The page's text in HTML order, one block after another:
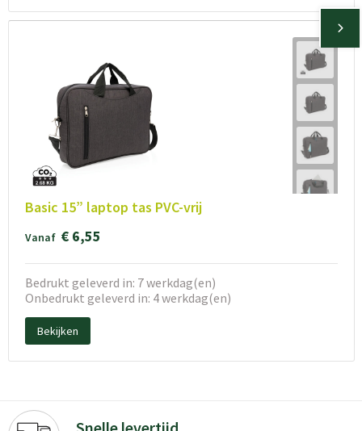
Basic 15” laptop tas PVC-vrij
Vanaf € 6,55
Bedrukt geleverd in: 7 werkdag(en)
Onbedrukt geleverd in: 4 werkdag(en)
Bekijken